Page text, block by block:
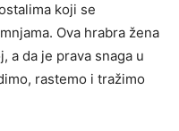
koji se
Ova hrabra žena
a da je prava snaga u
rastemo i tražimo